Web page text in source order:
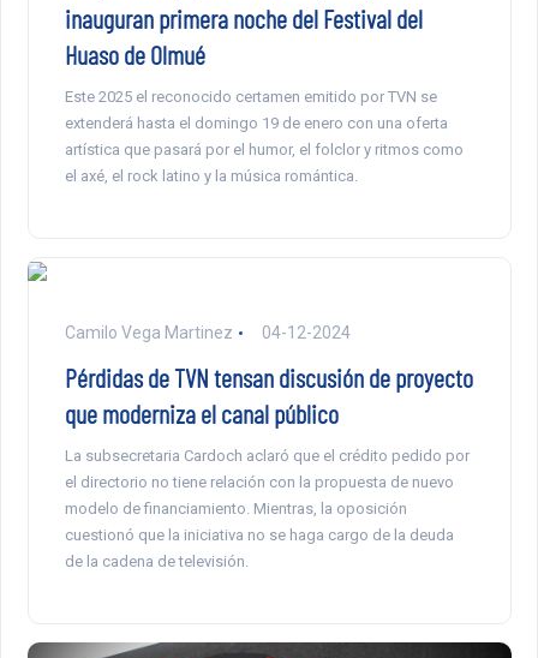
inauguran primera noche del Festival del
Huaso de Olmué
Este 2025 el reconocido certamen emitido por TVN se
extenderá hasta el domingo 19 de enero con una oferta
artística que pasará por el humor, el folclor y ritmos como
el axé, el rock latino y la música romántica.
Camilo Vega Martinez 04-12-2024
Pérdidas de TVN tensan discusión de proyecto
que moderniza el canal público
La subsecretaria Cardoch aclaró que el crédito pedido por
el directorio no tiene relación con la propuesta de nuevo
modelo de financiamiento. Mientras, la oposición
cuestionó que la iniciativa no se haga cargo de la deuda
de la cadena de televisión.